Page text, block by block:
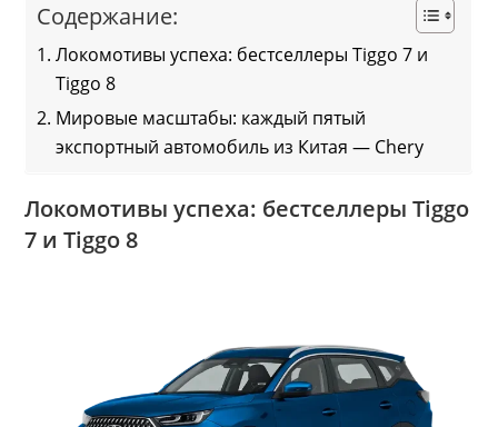
Содержание:
Локомотивы успеха: бестселлеры Tiggo 7 и
Tiggo 8
Мировые масштабы: каждый пятый
экспортный автомобиль из Китая — Chery
Локомотивы успеха: бестселлеры Tiggo
7 и Tiggo 8